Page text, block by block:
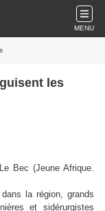
MENU
les
Bec (Jeune Afrique.
la région, grands
et sidérurgistes